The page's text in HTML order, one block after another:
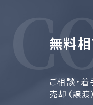
無料
ご相談・
売却（譲